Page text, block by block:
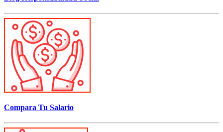
Compara Tu Salario